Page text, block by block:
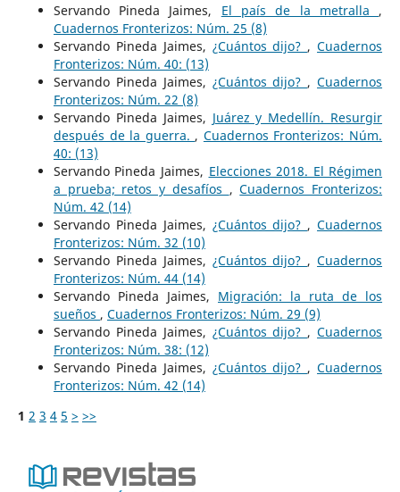
Servando Pineda Jaimes, El país de la metralla ,
Cuadernos Fronterizos: Núm. 25 (8)
Servando Pineda Jaimes, ¿Cuántos dijo? ,Cuadernos
Fronterizos: Núm. 40: (13)
Servando Pineda Jaimes, ¿Cuántos dijo? ,Cuadernos
Fronterizos: Núm. 22 (8)
Servando Pineda Jaimes, Juárez y Medellín. Resurgir
después de la guerra. , Cuadernos Fronterizos: Núm.
40: (13)
Servando Pineda Jaimes, Elecciones 2018. El Régimen
a prueba; retos y desafíos ,Cuadernos Fronterizos:
Núm. 42 (14)
Servando Pineda Jaimes, ¿Cuántos dijo? ,Cuadernos
Fronterizos: Núm. 32 (10)
Servando Pineda Jaimes, ¿Cuántos dijo? ,Cuadernos
Fronterizos: Núm. 44 (14)
Servando Pineda Jaimes, Migración: la ruta de los
sueños , Cuadernos Fronterizos: Núm. 29 (9)
Servando Pineda Jaimes, ¿Cuántos dijo? ,Cuadernos
Fronterizos: Núm. 38: (12)
Servando Pineda Jaimes, ¿Cuántos dijo? ,Cuadernos
Fronterizos: Núm. 42 (14)
1 2 3 4 5 > >>